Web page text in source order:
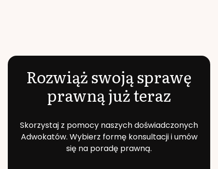
Rozwiąż swoją sprawę
prawną już teraz
Skorzystaj z pomocy naszych doświadczonych
Adwokatów. Wybierz formę konsultacji i umów
się na poradę prawną.